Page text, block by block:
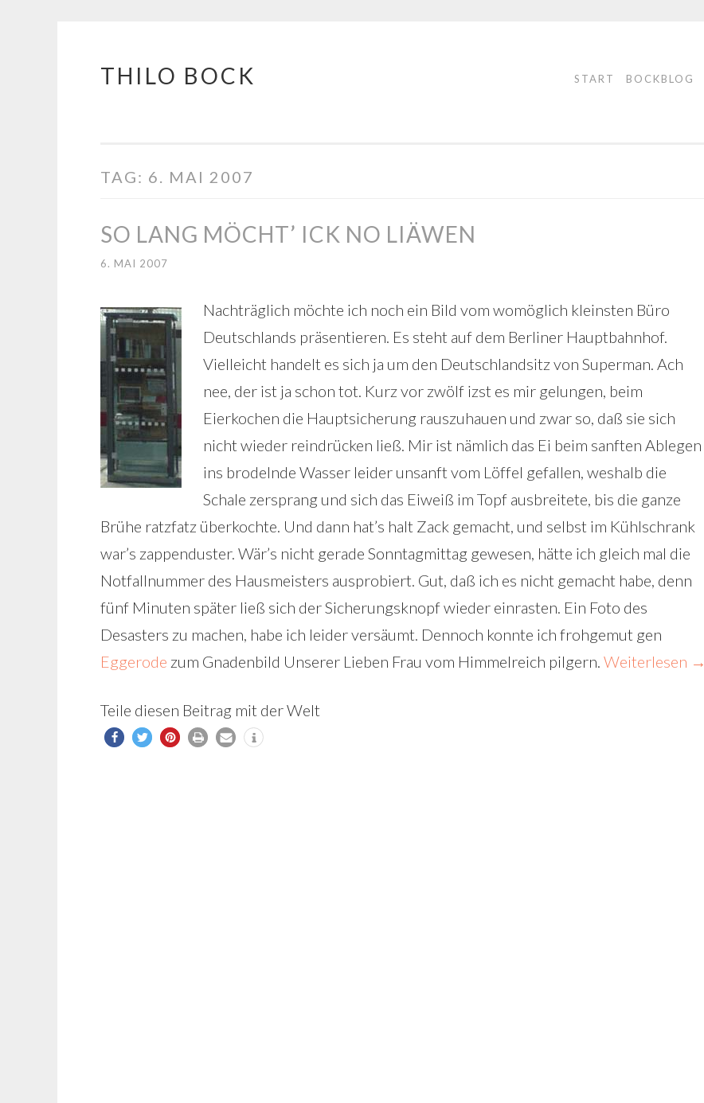
Springe
THILO BOCK START BOCKBLOG
TAG: 6. MAI 2007
SO LANG MÖCHT’ ICK NO LIÄWEN
6. MAI 2007
Nachträglich möchte ich noch ein Bild vom womöglich kleinsten Büro
Deutschlands präsentieren. Es steht auf dem Berliner Hauptbahnhof.
Vielleicht handelt es sich ja um den Deutschlandsitz von Superman. Ach
nee, der ist ja schon tot. Kurz vor zwölf izst es mir gelungen, beim
Eierkochen die Hauptsicherung rauszuhauen und zwar so, daß sie sich
nicht wieder reindrücken ließ. Mir ist nämlich das Ei beim sanften Ablegen
ins brodelnde Wasser leider unsanft vom Löffel gefallen, weshalb die
Schale zersprang und sich das Eiweiß im Topf ausbreitete, bis die ganze
Brühe ratzfatz überkochte. Und dann hat’s halt Zack gemacht, und selbst im Kühlschrank
war’s zappenduster. Wär’s nicht gerade Sonntagmittag gewesen, hätte ich gleich mal die
Notfallnummer des Hausmeisters ausprobiert. Gut, daß ich es nicht gemacht habe, denn
fünf Minuten später ließ sich der Sicherungsknopf wieder einrasten. Ein Foto des
Desasters zu machen, habe ich leider versäumt. Dennoch konnte ich frohgemut gen
Eggerode zum Gnadenbild Unserer Lieben Frau vom Himmelreich pilgern. Weiterlesen →
Teile diesen Beitrag mit der Welt